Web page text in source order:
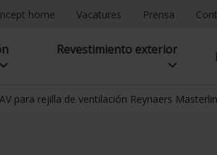
home Vacatures Prensa
Revestimiento exterior
para rejilla de ventilación Reynaers